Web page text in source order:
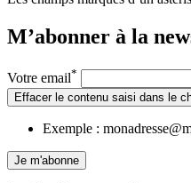
M’abonner à la
Votre email*
Effacer le contenu saisi dans le
Exemple :
Je m'abonne